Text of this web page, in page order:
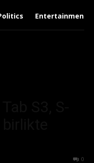
Entertainment
0